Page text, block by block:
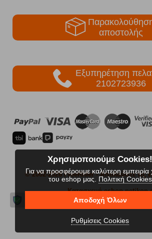
αποστολής
Εξυπηρέτηση
2102723936
© 2002-2026 FreeRider- Απολαύστε τις
Κατασκευή eshop
Χρησιμοποιούμε Cookies!
Για να προσφέρουμε καλύτερη εμπειρία
του eshop μας. Πολιτική Cookies
Αποδοχή Όλων
Ρυθμίσεις Cookies